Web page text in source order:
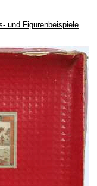
Figurenbeispiele